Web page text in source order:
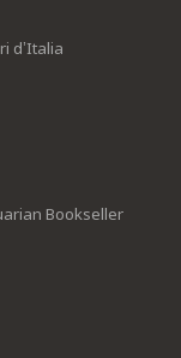
d’Italia
Bookseller